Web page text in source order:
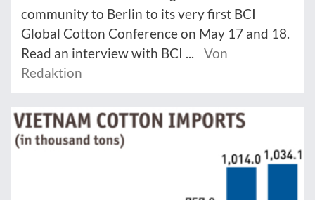
community to Berlin to its very first BCI
Global Cotton Conference on May 17 and 18.
Read an interview with BCI ...
Von
Redaktion